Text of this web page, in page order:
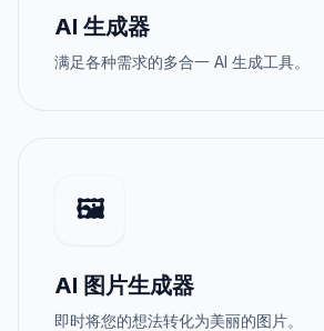
AI 生成器
满足各种需求的多合一 AI 生成工具。
🖼️
AI 图片生成器
即时将您的想法转化为美丽的图片。